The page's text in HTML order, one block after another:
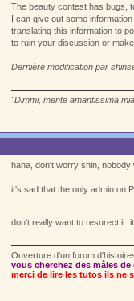
The beauty contest has bugs,
I can give out some
translating this information to
to ruin your discussion or
Dernière modification par
"Dimmi, mente amantissima
haha, don't worry shin,
it's sad that the only admin on
don't really want to resurect it.
Ouverture d'un forum
vous cherchez des mâles
merci de lire les tutos ils ne